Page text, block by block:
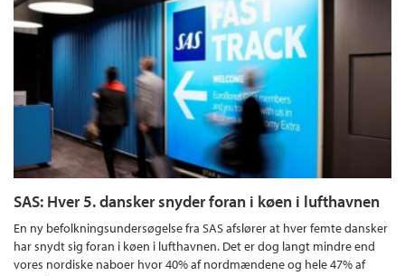
SAS: Hver 5. dansker snyder foran i køen i lufthavnen
En ny befolkningsundersøgelse fra SAS afslører at hver femte dansker
har snydt sig foran i køen i lufthavnen. Det er dog langt mindre end
vores nordiske naboer hvor 40% af nordmændene og hele 47% af